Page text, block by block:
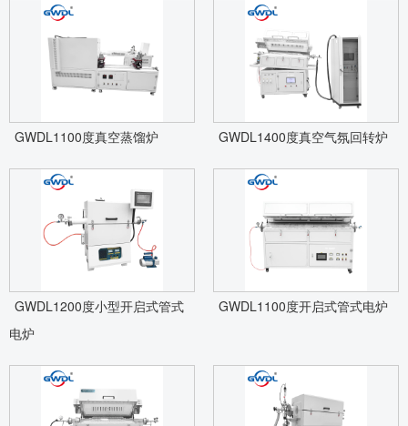
GWDL1100度真空蒸馏炉 GWDL1400度真空气氛回转炉
GWDL1200度小型开启式管式
电炉
GWDL1100度开启式管式电炉